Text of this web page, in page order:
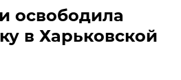
освободила
в Харьковской